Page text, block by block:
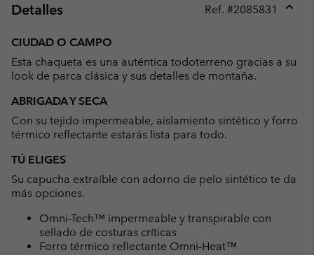
Detalles Ref. #2085831
CIUDAD O CAMPO
Esta chaqueta es una auténtica todoterreno gracias a su
look de parca clásica y sus detalles de montaña.
ABRIGADA Y SECA
Con su tejido impermeable, aislamiento sintético y forro
térmico reflectante estarás lista para todo.
TÚ ELIGES
Su capucha extraíble con adorno de pelo sintético te da
más opciones.
Omni-Tech™ impermeable y transpirable con
sellado de costuras críticas
Forro térmico reflectante Omni-Heat™